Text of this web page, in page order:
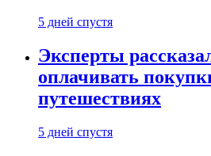
5 дней спустя
Эксперты
оплачивать
путешествиях
5 дней спустя